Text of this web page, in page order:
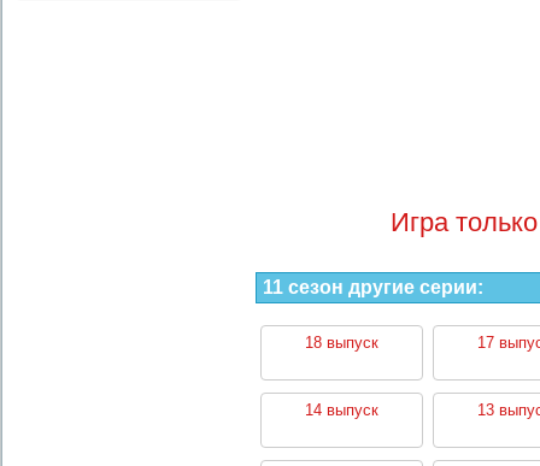
Игра
11 сезон другие серии:
18 выпуск 17
14 выпуск 13